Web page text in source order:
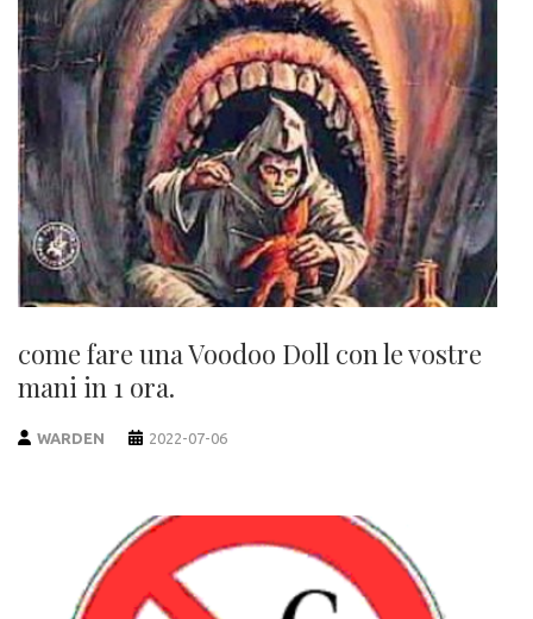
come fare una Voodoo Doll con le vostre
mani in 1 ora.
WARDEN 2022-07-06